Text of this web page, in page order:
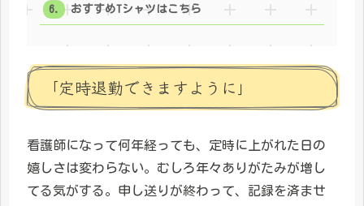
おすすめTシャツはこちら
「定時退勤できますように」
看護師になって何年経っても、定時に上がれた日の
嬉しさは変わらない。むしろ年々ありがたみが増し
てる気がする。申し送りが終わって、記録を済ませ